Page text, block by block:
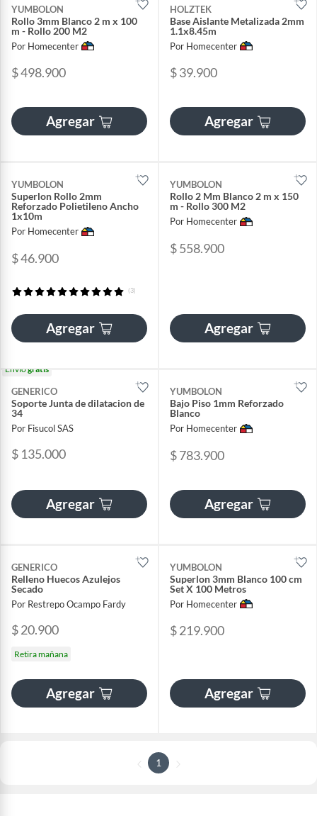
YUMBOLON
Rollo 3mm Blanco 2 m x 100
m - Rollo 200 M2
Por Homecenter
$ 498.900
Agregar
HOLZTEK
Base Aislante Metalizada 2mm
1.1x8.45m
Por Homecenter
$ 39.900
Agregar
YUMBOLON
Superlon Rollo 2mm
Reforzado Polietileno Ancho
1x10m
Por Homecenter
$ 46.900
(3)
Agregar
YUMBOLON
Rollo 2 Mm Blanco 2 m x 150
m - Rollo 300 M2
Por Homecenter
$ 558.900
Agregar
Envíogratis
GENERICO
Soporte Junta de dilatacion de
34
Por Fisucol SAS
$ 135.000
Agregar
YUMBOLON
Bajo Piso 1mm Reforzado
Blanco
Por Homecenter
$ 783.900
Agregar
GENERICO
Relleno Huecos Azulejos
Secado
Por Restrepo Ocampo Fardy
$ 20.900
Retira mañana
Agregar
YUMBOLON
Superlon 3mm Blanco 100 cm
Set X 100 Metros
Por Homecenter
$ 219.900
Agregar
1